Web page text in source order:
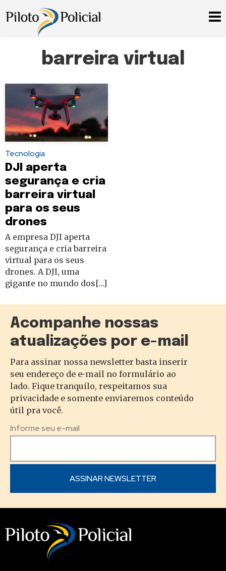
barreira virtual
Tecnologia
DJI aperta
segurança e cria
barreira virtual
para os seus
drones
A empresa DJI aperta
segurança e cria barreira
virtual para os seus
drones. A DJI, uma
gigante no mundo dos[…]
Acompanhe nossas
atualizações por e-mail
Para assinar nossa newsletter basta inserir
seu endereço de e-mail no formulário ao
lado. Fique tranquilo, respeitamos sua
privacidade e somente enviaremos conteúdo
útil pra você.
Informe seu e-mail